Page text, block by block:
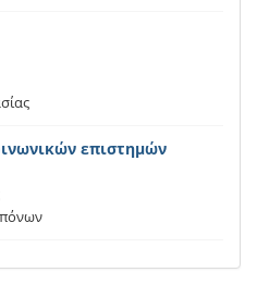
επιστημών